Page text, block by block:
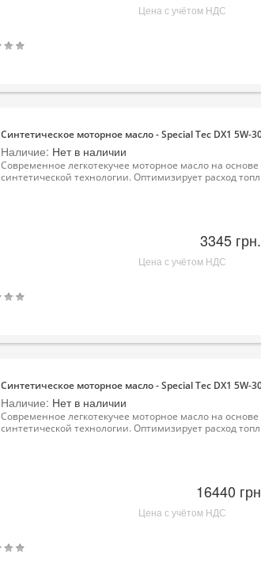
Цена с учётом НДС
Синтетическое моторное масло - Special Tec DX1 5W-
Наличие: Нет в наличии
Современное легкотекучее моторное масло на основе
синтетической технологии. Оптимизирует расход
3345 грн.
Цена с учётом НДС
Синтетическое моторное масло - Special Tec DX1 5W-
Наличие: Нет в наличии
Современное легкотекучее моторное масло на основе
синтетической технологии. Оптимизирует расход
16440
Цена с учётом НДС